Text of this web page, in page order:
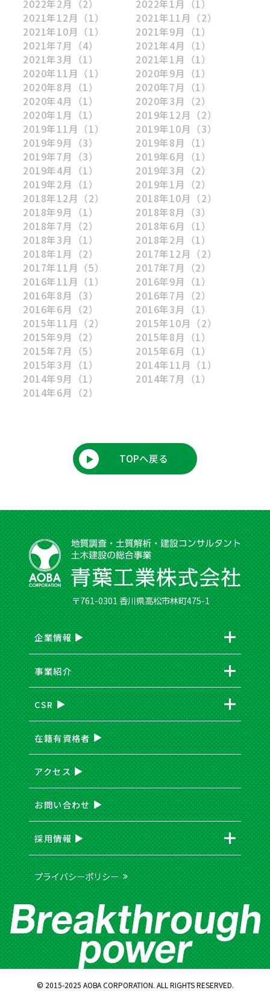
2022年2月
（2） 2022年1月
（1）
2021年12月 （1） 2021年11月 （2）
2021年10月 （1） 2021年9月
（1）
2021年7月
（4） 2021年4月
（1）
2021年3月
（1） 2021年1月
（1）
2020年11月 （1） 2020年9月
（1）
2020年8月
（1） 2020年7月
（1）
2020年4月
（1） 2020年3月
（2）
2020年1月
（1） 2019年12月 （2）
2019年11月 （1） 2019年10月 （3）
2019年9月
（3） 2019年8月
（1）
2019年7月
（3） 2019年6月
（1）
2019年4月
（1） 2019年3月
（2）
2019年2月
（1） 2019年1月
（2）
2018年12月 （2） 2018年10月 （2）
2018年9月
（1） 2018年8月
（3）
2018年7月
（2） 2018年6月
（1）
2018年3月
（1） 2018年2月
（1）
2018年1月
（2） 2017年12月 （2）
2017年11月 （5） 2017年7月
（2）
2016年11月 （1） 2016年9月
（1）
2016年8月
（3） 2016年7月
（2）
2016年6月
（2） 2016年3月
（1）
2015年11月 （2） 2015年10月 （2）
2015年9月
（2） 2015年8月
（1）
2015年7月
（5） 2015年6月
（1）
2015年3月
（1） 2014年11月 （1）
2014年9月
（1） 2014年7月
（1）
2014年6月
（2）
TOPへ戻る
〒761-0301 香川県高松市林町475-1
プライバシーポリシー
企業情報
事業紹介
CSR
在籍有資格者
アクセス
お問い合わせ
採用情報
© 2015-2025 AOBA CORPORATION. ALL RIGHTS RESERVED.